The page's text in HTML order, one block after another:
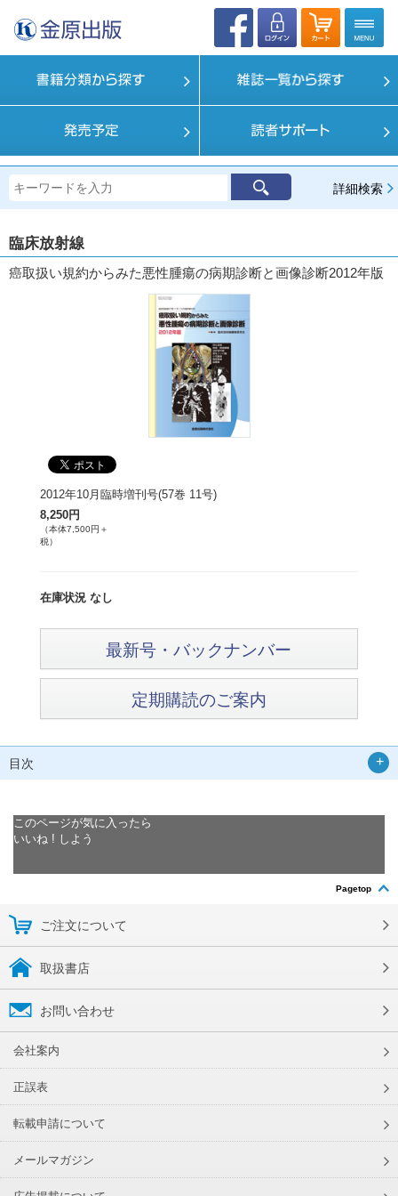
詳細検索
臨床放射線
癌取扱い規約からみた悪性腫瘍の病期診断と画像診断2012年版
2012年10月臨時増刊号(57巻 11号)
8,250円
（本体7,500円＋
税）
在庫状況 なし
最新号・バックナンバー
定期購読のご案内
目次
このページが気に入ったら
いいね ! しよう
Pagetop
ご注文について
取扱書店
お問い合わせ
会社案内
正誤表
転載申請について
メールマガジン